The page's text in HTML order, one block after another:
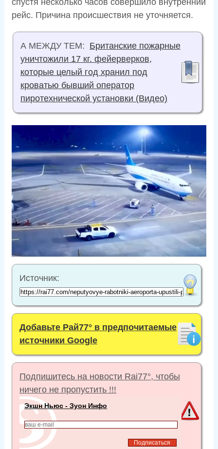
спустя несколько часов совершило внутренний
рейс. Причина происшествия не уточняется.
А МЕЖДУ ТЕМ: Британские пожарные
уничтожили 17 кг. фейерверков,
которые целый год хранил под
кроватью бывший оператор
пиротехнической установки (Видео)
Источник:
Добавьте Рай77° в предпочитаемые
источники Google
Подпишитесь на новости Rai77°, чтобы
ничего не пропустить !!!
Экшн Ньюс - Зуон Инфо